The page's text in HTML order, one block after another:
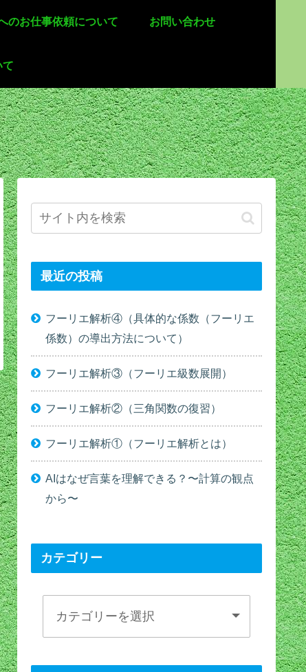
のお仕事依頼について お問い合わせ
て
最近の投稿
フーリエ解析④（具体的な係数（フーリエ
係数）の導出方法について）
フーリエ解析③（フーリエ級数展開）
フーリエ解析②（三角関数の復習）
フーリエ解析①（フーリエ解析とは）
AIはなぜ言葉を理解できる？〜計算の観点
から〜
カテゴリー